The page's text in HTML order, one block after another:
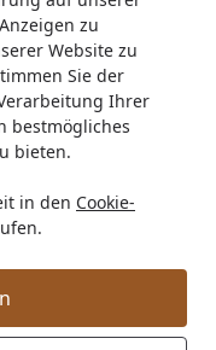
zu
Website zu
Sie der
Ihrer
bestmögliches
bieten.
in den Cookie-
Vorraum